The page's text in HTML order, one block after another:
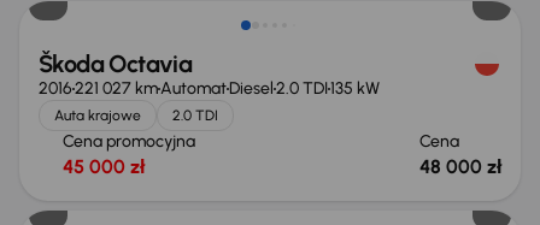
Škoda Octavia
2016221 027 kmAutomatDiesel2.0 TDI135 kW
Auta krajowe 2.0 TDI
Cena promocyjna
45 000 zł
Cena
48 000 zł
Od nowego taniej o 36 775 zł